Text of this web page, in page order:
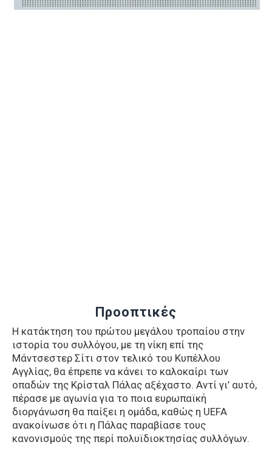
Προοπτικές
Η κατάκτηση του πρώτου μεγάλου τροπαίου στην
ιστορία του συλλόγου, με τη νίκη επί της
Μάντσεστερ Σίτι στον τελικό του Κυπέλλου
Αγγλίας, θα έπρεπε να κάνει το καλοκαίρι των
οπαδών της Κρίσταλ Πάλας αξέχαστο. Αντί γι’ αυτό,
πέρασε με αγωνία για το ποια ευρωπαϊκή
διοργάνωση θα παίξει η ομάδα, καθώς η UEFA
ανακοίνωσε ότι η Πάλας παραβίασε τους
κανονισμούς της περί πολυϊδιοκτησίας συλλόγων.